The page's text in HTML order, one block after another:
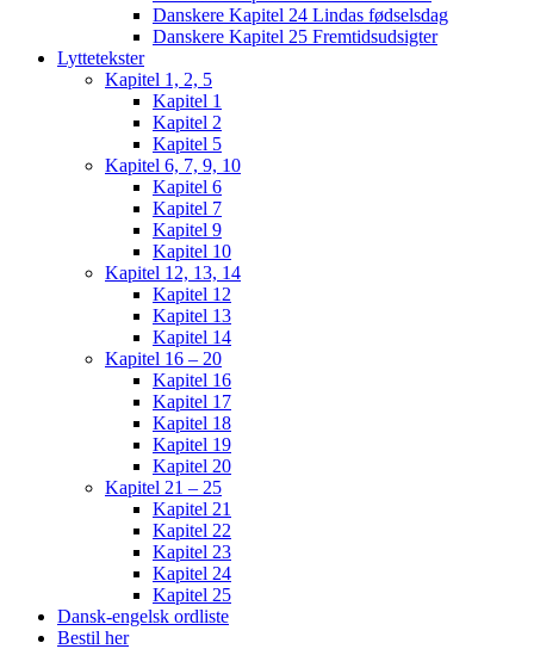
Danskere Kapitel 24 Lindas fødselsdag
Danskere Kapitel 25 Fremtidsudsigter
Lyttetekster
Kapitel 1, 2, 5
Kapitel 1
Kapitel 2
Kapitel 5
Kapitel 6, 7, 9, 10
Kapitel 6
Kapitel 7
Kapitel 9
Kapitel 10
Kapitel 12, 13, 14
Kapitel 12
Kapitel 13
Kapitel 14
Kapitel 16 – 20
Kapitel 16
Kapitel 17
Kapitel 18
Kapitel 19
Kapitel 20
Kapitel 21 – 25
Kapitel 21
Kapitel 22
Kapitel 23
Kapitel 24
Kapitel 25
Dansk-engelsk ordliste
Bestil her